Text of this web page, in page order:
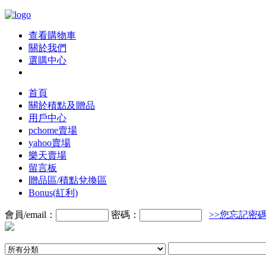
查看購物車
關於我們
選購中心
首頁
關於積點及贈品
用戶中心
pchome賣場
yahoo賣場
樂天賣場
留言板
贈品區/積點兌換區
Bonus(紅利)
會員/email： 密碼： >>您忘記密